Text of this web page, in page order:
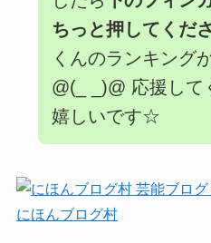
ちっと押してくだ
くんのランキング
@(_ _)@ 応援して
嬉しいです☆
にほんブログ村